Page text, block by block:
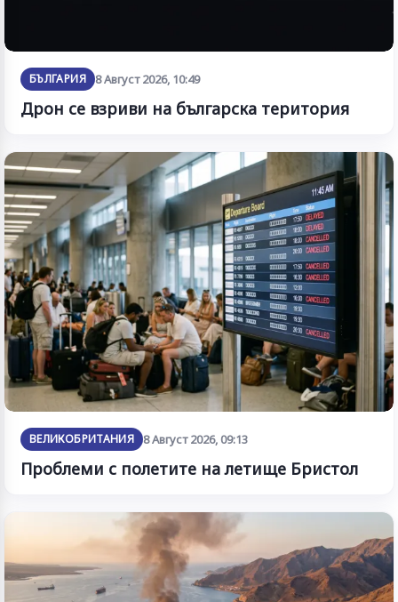
БЪЛГАРИЯ 8 Август 2026, 10:49
Дрон се взриви на българска територия
ВЕЛИКОБРИТАНИЯ 8 Август 2026, 09:13
Проблеми с полетите на летище Бристол